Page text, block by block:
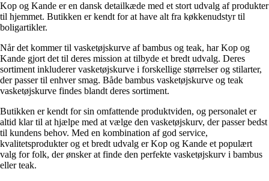
Kop og Kande er en dansk detailkæde med et stort udvalg af produkter
til hjemmet. Butikken er kendt for at have alt fra køkkenudstyr til
boligartikler.
Når det kommer til vasketøjskurve af bambus og teak, har Kop og
Kande gjort det til deres mission at tilbyde et bredt udvalg. Deres
sortiment inkluderer vasketøjskurve i forskellige størrelser og stilarter,
der passer til enhver smag. Både bambus vasketøjskurve og teak
vasketøjskurve findes blandt deres sortiment.
Butikken er kendt for sin omfattende produktviden, og personalet er
altid klar til at hjælpe med at vælge den vasketøjskurv, der passer bedst
til kundens behov. Med en kombination af god service,
kvalitetsprodukter og et bredt udvalg er Kop og Kande et populært
valg for folk, der ønsker at finde den perfekte vasketøjskurv i bambus
eller teak.